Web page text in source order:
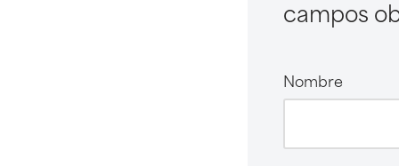
campos
Nombre